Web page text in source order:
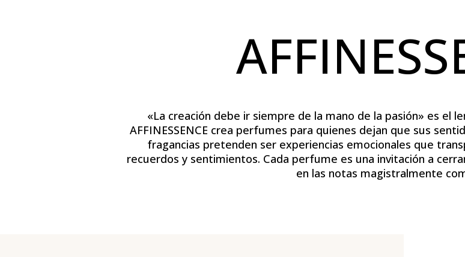
«La creación debe ir siempre de la mano de la pasión» es el
AFFINESSENCE crea perfumes para quienes dejan que sus
fragancias pretenden ser experiencias emocionales que
recuerdos y sentimientos. Cada perfume es una invitación a
en las notas magistralmente